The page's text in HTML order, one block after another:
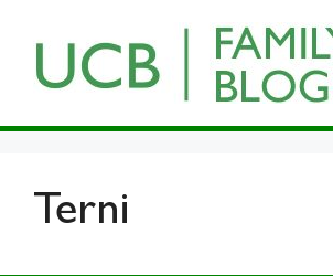
content
Terni